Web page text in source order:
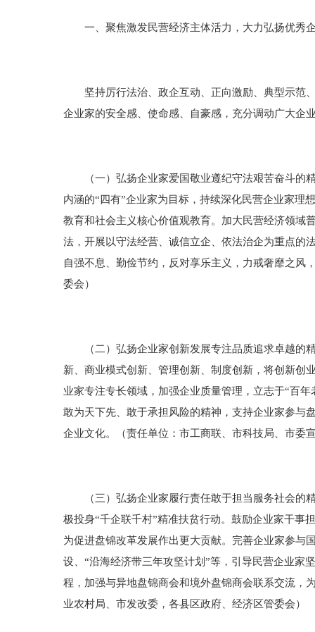
一、聚焦激发民营经济主体活力，大力弘扬优秀
坚持厉行法治、政企互动、正向激励、典型示范、
企业家的安全感、使命感、自豪感，充分调动广大企
（一）弘扬企业家爱国敬业遵纪守法艰苦奋斗的精
内涵的“四有”企业家为目标，持续深化民营企业家理
教育和社会主义核心价值观教育。加大民营经济领域
法，开展以守法经营、诚信立企、依法治企为重点的
自强不息、勤俭节约，反对享乐主义，力戒奢靡之风
委会）
（二）弘扬企业家创新发展专注品质追求卓越的精
新、商业模式创新、管理创新、制度创新，将创新创
业家专注专长领域，加强企业质量管理，立志于“百
敢为天下先、敢于承担风险的精神，支持企业家参与
企业文化。（责任单位：市工商联、市科技局、市委
（三）弘扬企业家履行责任敢于担当服务社会的精
极投身“千企联千村”精准扶贫行动。鼓励企业家干事
为促进盘锦改革发展作出更大贡献。完善企业家参与
设、“沿海经济带三年攻坚计划”等，引导民营企业家
程，加强与异地盘锦商会和境外盘锦商会联系交流，
业农村局、市发改委，各县区政府、经济区管委会）